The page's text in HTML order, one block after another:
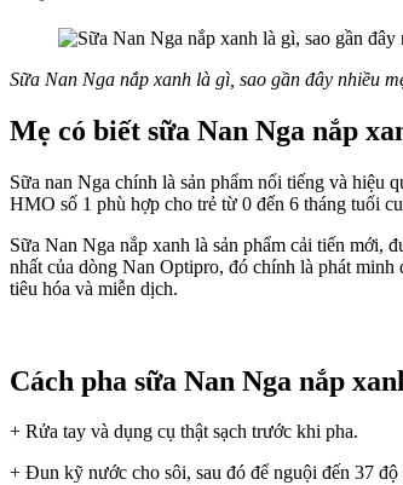
Sữa Nan Nga nắp xanh là gì, sao gần đây nhiều
Mẹ có biết sữa Nan Nga nắp
Sữa nan Nga chính là sản phẩm nổi tiếng và hiệu
HMO số 1 phù hợp cho trẻ từ 0 đến 6 tháng tuổi
Sữa Nan Nga nắp xanh là sản phẩm cải tiến mới,
nhất của dòng Nan Optipro, đó chính là phát
tiêu hóa và miễn dịch.
Cách pha sữa Nan Nga nắp
+ Rửa tay và dụng cụ thật sạch trước khi pha.
+ Đun kỹ nước cho sôi, sau đó để nguội đến 37 độ